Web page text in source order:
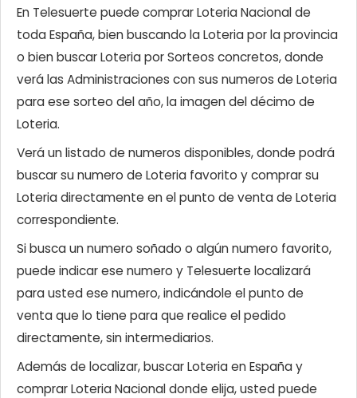
En Telesuerte puede comprar Loteria Nacional de
toda España, bien buscando la Loteria por la provincia
o bien buscar Loteria por Sorteos concretos, donde
verá las Administraciones con sus numeros de Loteria
para ese sorteo del año, la imagen del décimo de
Loteria.
Verá un listado de numeros disponibles, donde podrá
buscar su numero de Loteria favorito y comprar su
Loteria directamente en el punto de venta de Loteria
correspondiente.
Si busca un numero soñado o algún numero favorito,
puede indicar ese numero y Telesuerte localizará
para usted ese numero, indicándole el punto de
venta que lo tiene para que realice el pedido
directamente, sin intermediarios.
Además de localizar, buscar Loteria en España y
comprar Loteria Nacional donde elija, usted puede